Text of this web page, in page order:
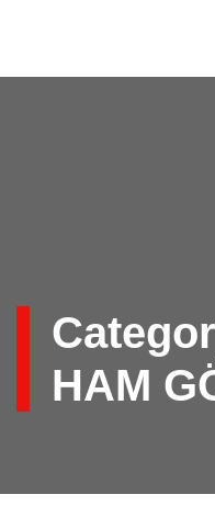
HAM